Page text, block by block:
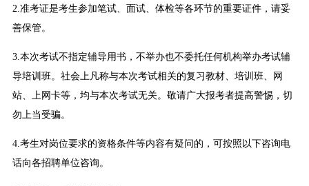
2.准考证是考生参加笔试、面试、体检等各环节的重要证件，请妥
善保管。
3.本次考试不指定辅导用书，不举办也不委托任何机构举办考试辅
导培训班。社会上凡称与本次考试相关的复习教材、培训班、网
站、上网卡等，均与本次考试无关。敬请广大报考者提高警惕，切
勿上当受骗。
4.考生对岗位要求的资格条件等内容有疑问的，可按照以下咨询电
话向各招聘单位咨询。